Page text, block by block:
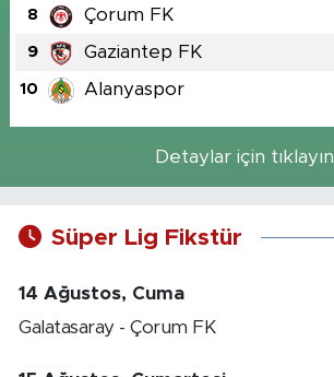
8 Çorum FK
9 Gaziantep FK
10 Alanyaspor
Detaylar için tıklayın
Süper Lig Fikstür
14 Ağustos, Cuma
Galatasaray - Çorum FK